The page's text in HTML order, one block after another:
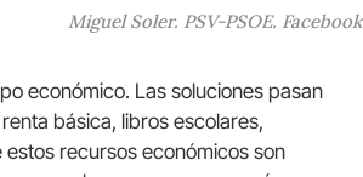
Miguel Soler. PSV-PSOE. Facebook
económico. Las soluciones pasan
básica, libros escolares,
recursos económicos son